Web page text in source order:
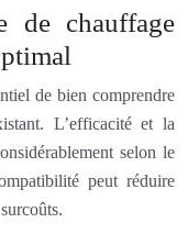
de chauffage
de bien comprendre
L’efficacité et la
selon le
peut réduire